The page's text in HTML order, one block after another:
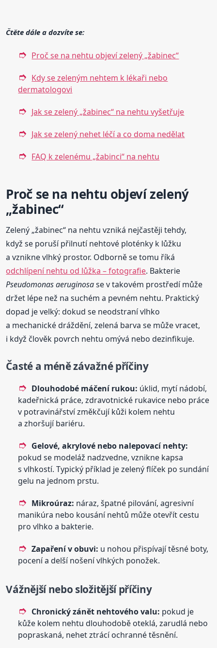
Čtěte dále a dozvíte se:
Proč se na nehtu objeví zelený „žabinec“
Kdy se zeleným nehtem k lékaři nebo
dermatologovi
Jak se zelený „žabinec“ na nehtu vyšetřuje
Jak se zelený nehet léčí a co doma nedělat
FAQ k zelenému „žabinci“ na nehtu
Proč se na nehtu objeví zelený
„žabinec“
Zelený „žabinec“ na nehtu vzniká nejčastěji tehdy,
když se poruší přilnutí nehtové ploténky k lůžku
a vznikne vlhký prostor. Odborně se tomu říká
odchlípení nehtu od lůžka – fotografie. Bakterie
Pseudomonas aeruginosase v takovém prostředí může
držet lépe než na suchém a pevném nehtu. Praktický
dopad je velký: dokud se neodstraní vlhko
a mechanické dráždění, zelená barva se může vracet,
i když člověk povrch nehtu omývá nebo dezinfikuje.
Časté a méně závažné příčiny
Dlouhodobé máčení rukou: úklid, mytí nádobí,
kadeřnická práce, zdravotnické rukavice nebo práce
v potravinářství změkčují kůži kolem nehtu
a zhoršují bariéru.
Gelové, akrylové nebo nalepovací nehty:
pokud se modeláž nadzvedne, vznikne kapsa
s vlhkostí. Typický příklad je zelený flíček po sundání
gelu na jednom prstu.
Mikroúraz: náraz, špatné pilování, agresivní
manikúra nebo kousání nehtů může otevřít cestu
pro vlhko a bakterie.
Zapaření v obuvi: u nohou přispívají těsné boty,
pocení a delší nošení vlhkých ponožek.
Vážnější nebo složitější příčiny
Chronický zánět nehtového valu: pokud je
kůže kolem nehtu dlouhodobě oteklá, zarudlá nebo
popraskaná, nehet ztrácí ochranné těsnění.